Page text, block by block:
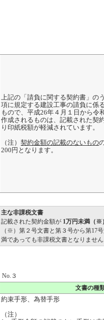
上記の「請負に関する契約書」の
項に規定する建設工事の請負に係
もので、平成26年４月１日から令
作成されるものは、記載された契
り印紙税額が軽減されています。
（注）契約金額の記載のないもの
200円となります。
主な非課税文書
記載された契約金額が 1万円未満（※
（※）第２号文書と第３号から第17
満であっても非課税文書となりません
No.３
文書の種
約束手形、為替手形
（注）